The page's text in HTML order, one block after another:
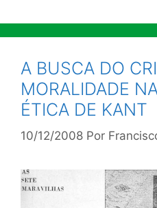
A BUSCA DO
MORALIDADE
ÉTICA DE KANT
10/12/2008 Por